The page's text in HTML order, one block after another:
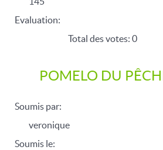
Evaluation:
Total des votes: 0
POMELO DU
Soumis par:
veronique
Soumis le: